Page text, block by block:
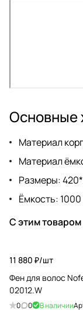
Основные
Материал
Материал
Размеры:
Ёмкость:
С этим
11 880 ₽/шт
Фен для волос
02012.W
0 0 В наличии